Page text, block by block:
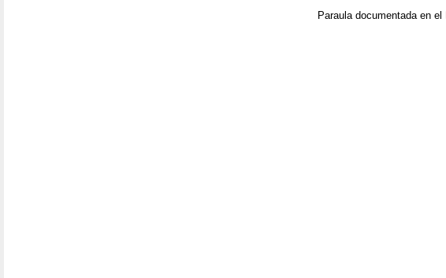
Paraula documentada en el